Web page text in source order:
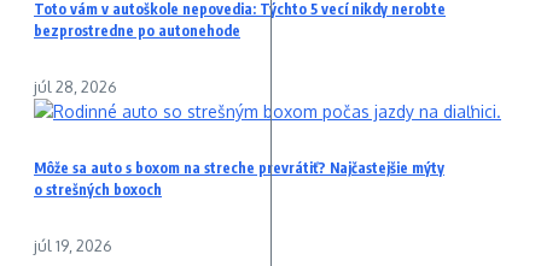
Toto vám v autoškole nepovedia: Týchto 5 vecí nikdy nerobte
bezprostredne po autonehode
júl 28, 2026
Môže sa auto s boxom na streche prevrátiť? Najčastejšie mýty
o strešných boxoch
júl 19, 2026